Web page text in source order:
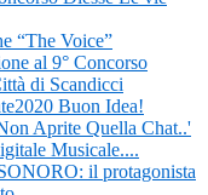
“The Voice”
al 9° Concorso
di Scandicci
Buon Idea!
Aprite Quella Chat..'
Musicale....
il protagonista